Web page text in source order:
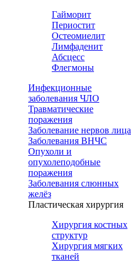
Гайморит
Периостит
Остеомиелит
Лимфаденит
Абсцесс
Флегмоны
Инфекционные
заболевания ЧЛО
Травматические
поражения
Заболевание нервов лица
Заболевания ВНЧС
Опухоли и
опухолеподобные
поражения
Заболевания слюнных
желёз
Пластическая хирургия
Хирургия костных
структур
Хирургия мягких
тканей